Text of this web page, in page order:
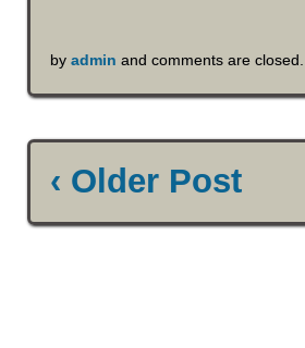
byadmin and comments are closed.
‹ Older Post